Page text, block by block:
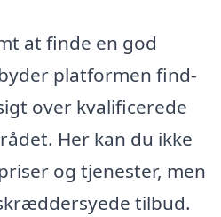
at finde en god
platformen find-
over kvalificerede
Her kan du ikke
og tjenester, men
tilbud.